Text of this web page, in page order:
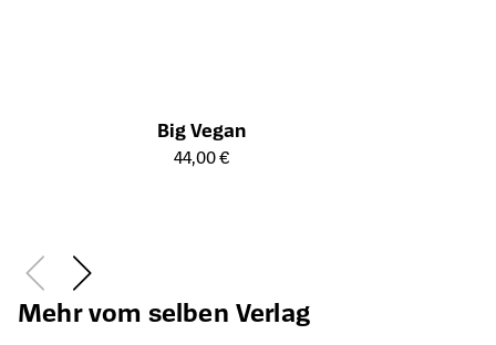
Big Vegan
Öffnet die Detailseite des Produkts
44,00 €
Mehr vom selben Verlag